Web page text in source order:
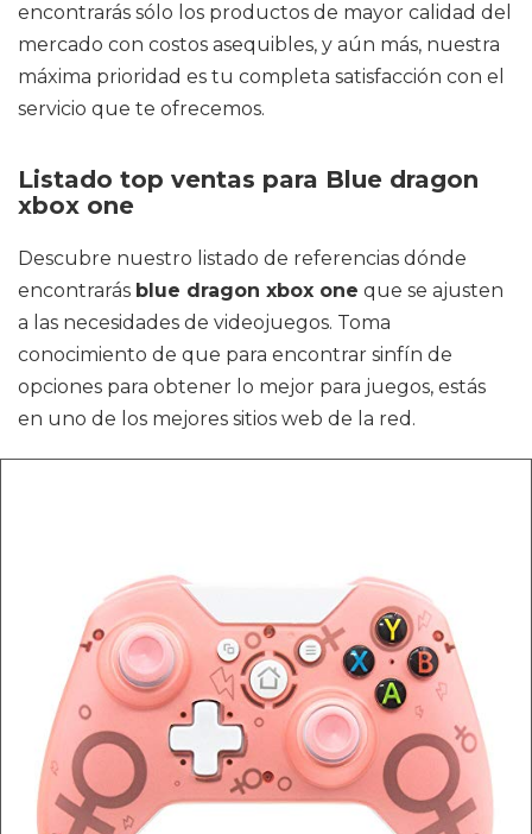
encontrarás sólo los productos de mayor calidad del
mercado con costos asequibles, y aún más, nuestra
máxima prioridad es tu completa satisfacción con el
servicio que te ofrecemos.
Listado top ventas para Blue dragon
xbox one
Descubre nuestro listado de referencias dónde
encontrarás blue dragon xbox one que se ajusten
a las necesidades de videojuegos. Toma
conocimiento de que para encontrar sinfín de
opciones para obtener lo mejor para juegos, estás
en uno de los mejores sitios web de la red.